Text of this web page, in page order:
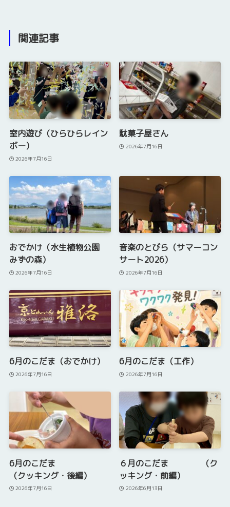
関連記事
室内遊び（ひらひらレイン
ボー）
2026年7月16日
駄菓子屋さん
2026年7月16日
おでかけ（水生植物公園
みずの森）
2026年7月16日
音楽のとびら（サマーコン
サート2026）
2026年7月16日
6月のこだま（おでかけ）
2026年7月16日
6月のこだま（工作）
2026年7月16日
6月のこだま
（クッキング・後編）
2026年7月16日
６月のこだま （ク
ッキング・前編）
2026年6月13日